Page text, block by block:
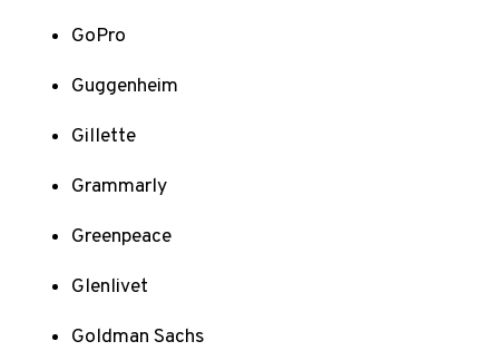
GoPro
Guggenheim
Gillette
Grammarly
Greenpeace
Glenlivet
Goldman Sachs